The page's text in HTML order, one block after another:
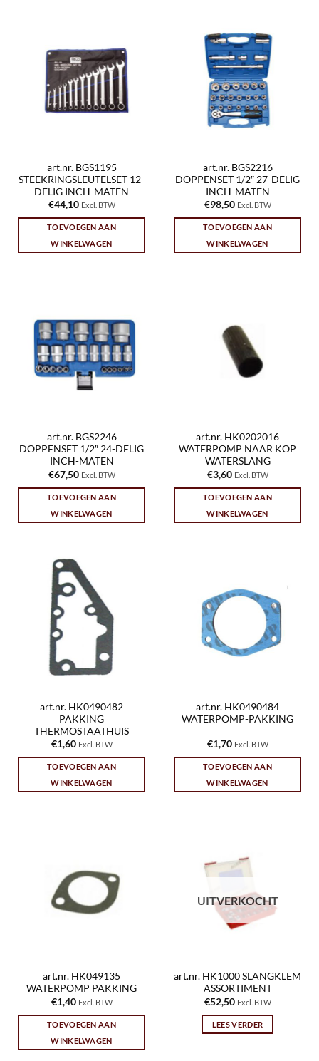
art.nr. BGS1195
STEEKRINGSLEUTELSET 12-
DELIG INCH-MATEN
€44,10 Excl. BTW
TOEVOEGEN AAN
WINKELWAGEN
art.nr. BGS2216
DOPPENSET 1/2″ 27-DELIG
INCH-MATEN
€98,50 Excl. BTW
TOEVOEGEN AAN
WINKELWAGEN
art.nr. BGS2246
DOPPENSET 1/2″ 24-DELIG
INCH-MATEN
€67,50 Excl. BTW
TOEVOEGEN AAN
WINKELWAGEN
art.nr. HK0202016
WATERPOMP NAAR KOP
WATERSLANG
€3,60 Excl. BTW
TOEVOEGEN AAN
WINKELWAGEN
art.nr. HK0490482
PAKKING
THERMOSTAATHUIS
€1,60 Excl. BTW
TOEVOEGEN AAN
WINKELWAGEN
art.nr. HK0490484
WATERPOMP-PAKKING
€1,70 Excl. BTW
TOEVOEGEN AAN
WINKELWAGEN
art.nr. HK049135
WATERPOMP PAKKING
€1,40 Excl. BTW
TOEVOEGEN AAN
WINKELWAGEN
UITVERKOCHT
art.nr. HK1000 SLANGKLEM
ASSORTIMENT
€52,50 Excl. BTW
LEES VERDER